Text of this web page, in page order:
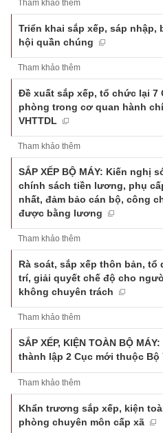
Tham khảo thêm
Triển khai sắp xếp, sáp nhập,
hội quần chúng
Tham khảo thêm
Đề xuất sắp xếp, tổ chức lại 7
phòng trong cơ quan hành
VHTTDL
Tham khảo thêm
SẮP XẾP BỘ MÁY: Kiến nghị
chính sách tiền lương, phụ
nhất, đảm bảo cán bộ, công
được bằng lương
Tham khảo thêm
Rà soát, sắp xếp thôn bản, tổ
trí, giải quyết chế độ cho
không chuyên trách
Tham khảo thêm
SẮP XẾP, KIỆN TOÀN BỘ
thành lập 2 Cục mới thuộc Bộ
Tham khảo thêm
Khẩn trương sắp xếp, kiện
phòng chuyên môn cấp xã